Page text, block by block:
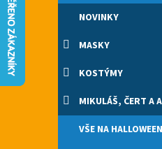
n
a
e
l
NOVINKY
MASKY
KOSTÝMY
MIKULÁŠ, ČERT A
VŠE NA HALLOWEEN